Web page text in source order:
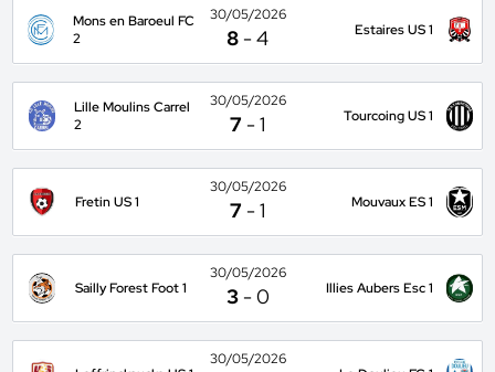
Mons en Baroeul FC
2
30/05/2026
8 -4 Estaires US 1
Lille Moulins Carrel
2
30/05/2026
7 -1 Tourcoing US 1
Fretin US 1
30/05/2026
7 -1 Mouvaux ES 1
Sailly Forest Foot 1
30/05/2026
3 -0 Illies Aubers Esc 1
30/05/2026